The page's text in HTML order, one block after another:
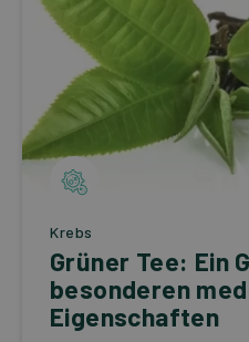
Krebs
Grüner Tee: Ein
besonderen
Eigenschaften